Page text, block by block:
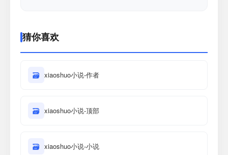
猜你喜欢
🗃 xiaoshuo小说-作者
🗃 xiaoshuo小说-顶部
🗃 xiaoshuo小说-小说